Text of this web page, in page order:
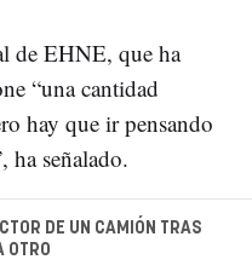
de EHNE, que ha
“una cantidad
hay que ir pensando
ha señalado.
DE UN CAMIÓN TRAS
OTRO